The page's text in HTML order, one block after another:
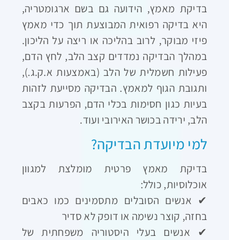
בדיקת מאמץ, הידועה גם בשם ארגומטריה,
היא בדיקה רפואית המבוצעת תוך כדי מאמץ
פיזי מבוקר, לרוב בהליכה או ריצה על הליכון.
במהלך הבדיקה נמדדים קצב הלב, לחץ הדם,
פעילות חשמלית של הלב (באמצעות א.ק.ג.),
ותגובת הגוף למאמץ. הבדיקה מסייעת לזהות
בעיות כגון חסימות בכלי הדם, הפרעות בקצב
הלב, ירידה בכושר האירובי ועוד.
למי מיועדת הבדיקה?
בדיקת מאמץ פרטית מומלצת למגוון
אוכלוסיות, כולל:
✔ אנשים הסובלים מתסמינים כמו כאבים
בחזה, קוצר נשימה או דופק לא סדיר
✔ אנשים בעלי היסטוריה משפחתית של